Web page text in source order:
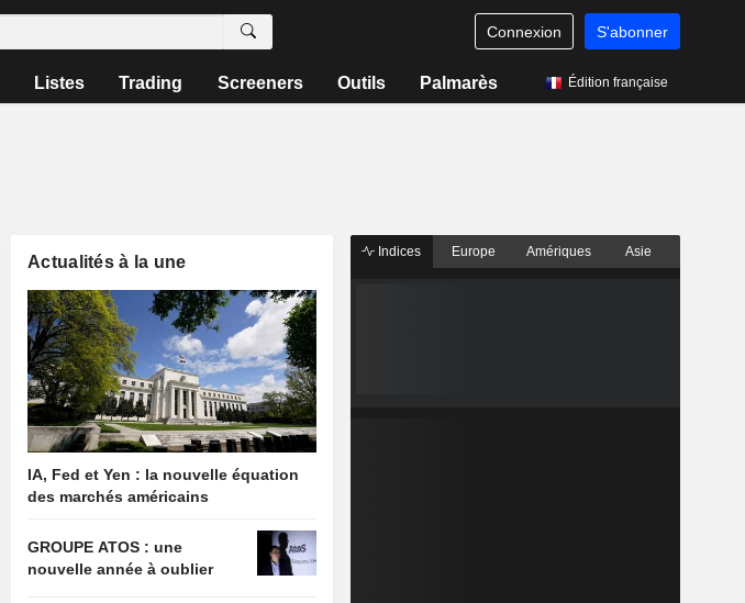
Connexion S'abonner
Listes Trading Screeners Outils Palmarès Édition française
Actualités à la une
IA, Fed et Yen : la nouvelle équation
des marchés américains
GROUPE ATOS : une
nouvelle année à oublier
Indices Europe Amériques Asie